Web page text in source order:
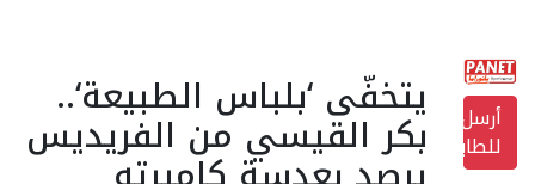
أرسل
للطابعة
يتخفّى ‘بلباس الطبيعة‘..
بكر القيسي من الفريديس